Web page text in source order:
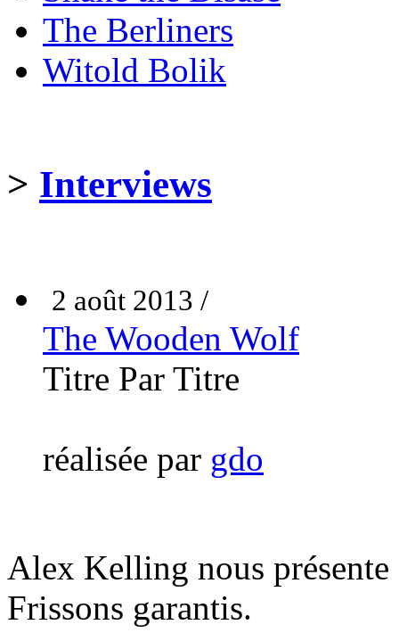
The Berliners
Witold Bolik
> Interviews
2 août 2013 /
The Wooden Wolf
Titre Par Titre
réalisée par gdo
Alex Kelling nous
Frissons garantis.